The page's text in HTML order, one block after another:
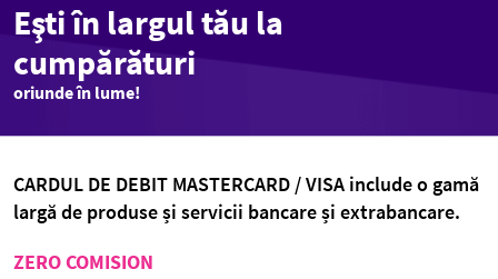
Eşti în largul tău la
cumpărături
oriunde în lume!
CARDUL DE DEBIT MASTERCARD / VISA include o gamă
largă de produse și servicii bancare și extrabancare.
ZERO COMISION